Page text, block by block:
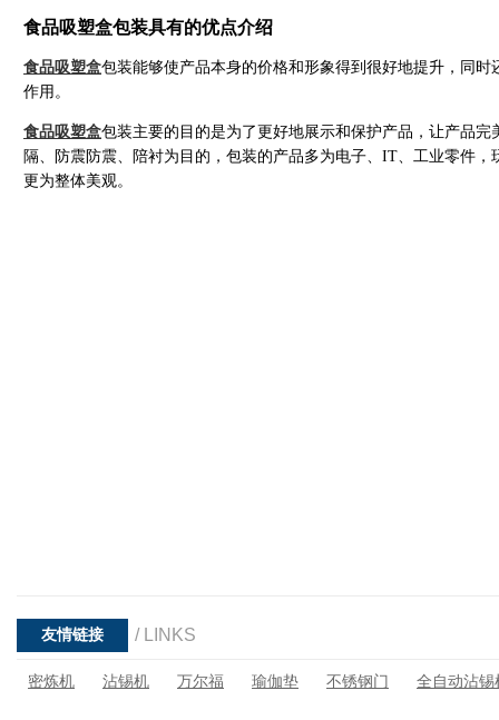
食品吸塑盒包装具有的优点介绍
食品吸塑盒包装能够使产品本身的价格和形象得到很好地提升，同
作用。
食品吸塑盒包装主要的目的是为了更好地展示和保护产品，让产品
隔、防震防震、陪衬为目的，包装的产品多为电子、IT、工业零件
更为整体美观。
友情链接 / LINKS
密炼机 沾锡机 万尔福 瑜伽垫 不锈钢门 全自动沾锡